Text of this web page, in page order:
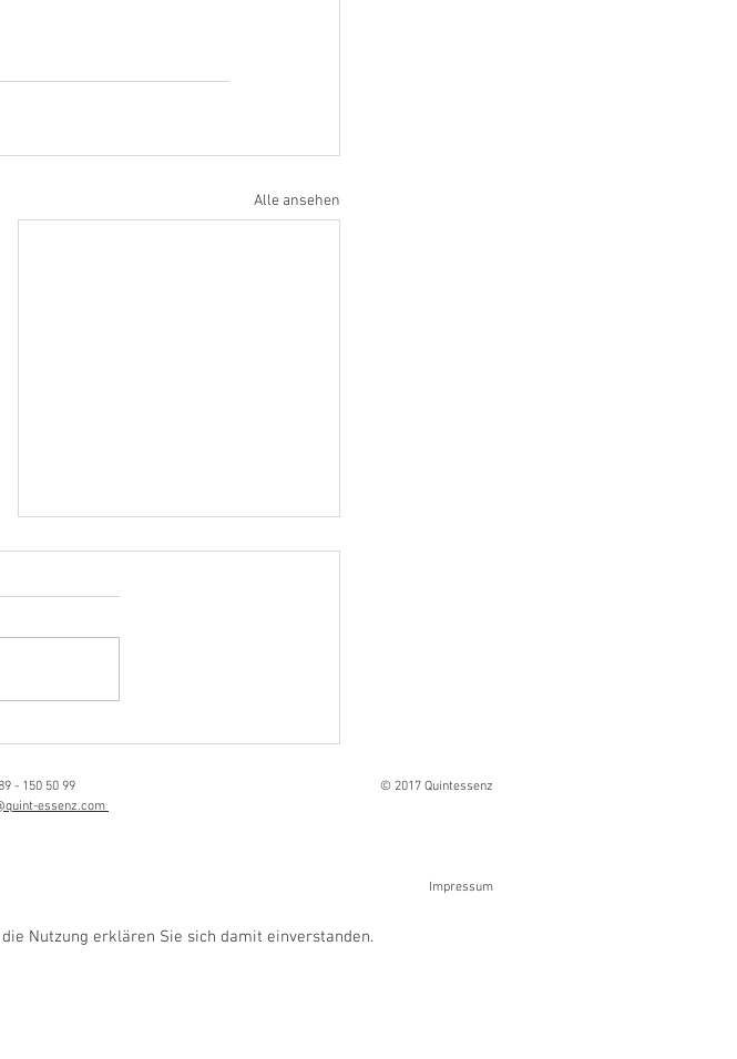
Alle ansehen
- 150 50 99
essenz.com
© 2017 Quintessenz
Impressum
Nutzung erklären Sie sich damit einverstanden.